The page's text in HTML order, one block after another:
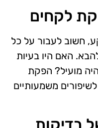
לקחים
חשוב לעבור על כל
האם היו בעיות
מועיל? הפקת
משמעותיים